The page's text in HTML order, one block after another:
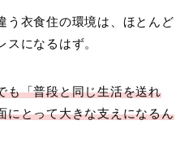
う衣食住の環境は、ほとんど
になるはず。
も「普段と同じ生活を送れ
にとって大きな支えになるん